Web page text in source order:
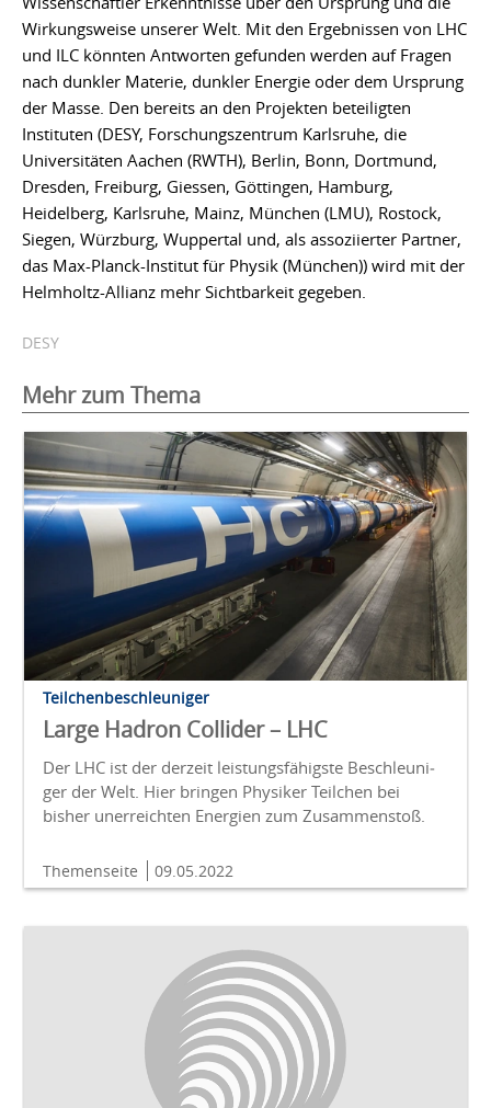
Wirkungsweise unserer Welt. Mit den Ergebnissen von LHC
und ILC könnten Antworten gefunden werden auf Fragen
nach dunkler Materie, dunkler Energie oder dem Ursprung
der Masse. Den bereits an den Projekten beteiligten
Instituten (DESY, Forschungszentrum Karlsruhe, die
Universitäten Aachen (RWTH), Berlin, Bonn, Dortmund,
Dresden, Freiburg, Giessen, Göttingen, Hamburg,
Heidelberg, Karlsruhe, Mainz, München (LMU), Rostock,
Siegen, Würzburg, Wuppertal und, als assoziierter Partner,
das Max-Planck-Institut für Physik (München)) wird mit der
Helmholtz-Allianz mehr Sichtbarkeit gegeben.
DESY
Mehr zum Thema
Teilchenbeschleuniger
Large Hadron Collider – LHC
Der LHC ist der derzeit leistungs­fähigste Be­schleu­ni­
ger der Welt. Hier brin­gen Physiker Teil­chen bei
bisher un­erreich­ten Energien zum Zusammenstoß.
Themenseite 09.05.2022